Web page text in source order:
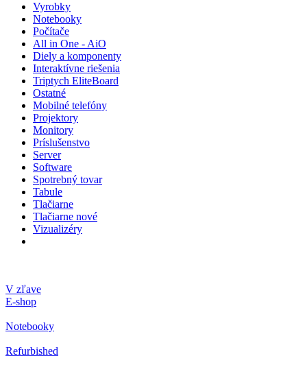
Vyrobky
Notebooky
Počítače
All in One - AiO
Diely a komponenty
Interaktívne riešenia
Triptych EliteBoard
Ostatné
Mobilné telefóny
Projektory
Monitory
Príslušenstvo
Server
Software
Spotrebný tovar
Tabule
Tlačiarne
Tlačiarne nové
Vizualizéry
V zľave
E-shop
Notebooky
Refurbished